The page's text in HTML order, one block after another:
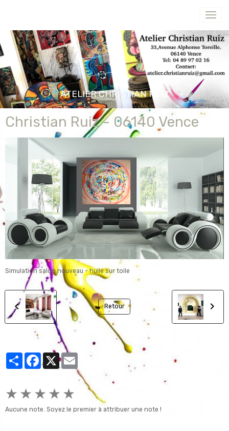
ATELIER CHRISTIAN RUIZ
Christian Ruiz - 06140 Vence
Simulation salon nouveau - huile sur toile
Retour
PartagerFacebook
X Email
★ ★ ★ ★ ★
Aucune note. Soyez le premier à attribuer une note !